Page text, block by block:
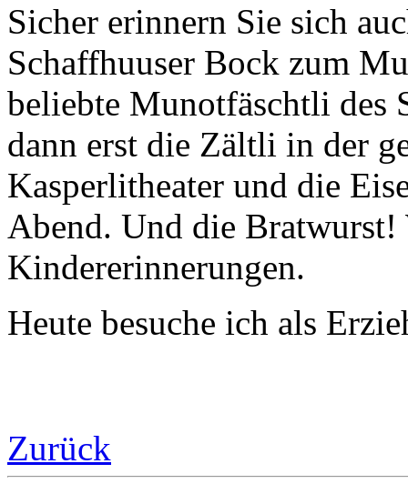
Sicher erinnern Sie sich
Schaffhuuser Bock zum
beliebte Munotfäschtli des
dann erst die Zältli in der
Kasperlitheater und die
Abend. Und die Bratwurst!
Kindererinnerungen.
Heute besuche ich als
Zurück